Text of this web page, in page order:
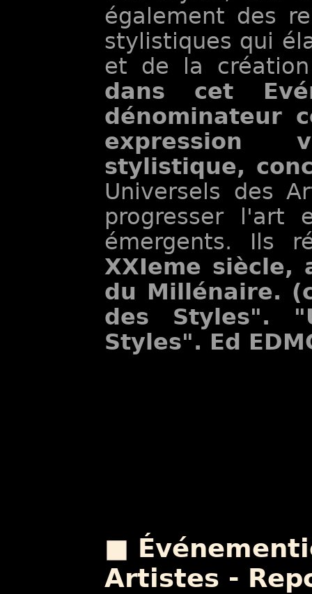
également des
stylistiques qui
et de la
dans cet
dénominateur
expression
stylistique,
Universels des
progresser l'art
émergents. Ils
XXIeme
du Millénaire.
des Styles".
Styles". Ed
■
Artistes -